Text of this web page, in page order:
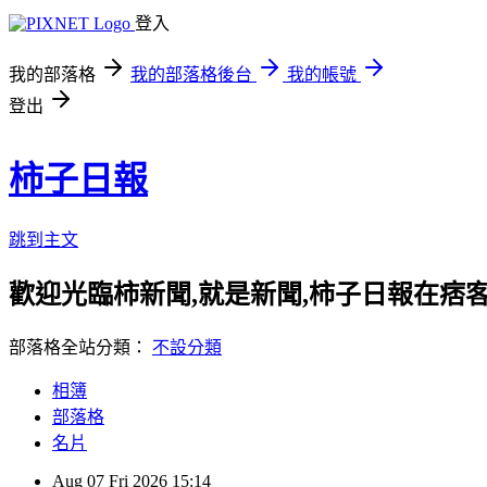
登入
我的部落格 我的部落格後台
我的帳號
登出
柿子日報
跳到主文
歡迎光臨柿新聞,就是新聞,柿子日報在痞
部落格全站分類： 不設分類
相簿
部落格
名片
Aug 07 Fri 2026 15:14